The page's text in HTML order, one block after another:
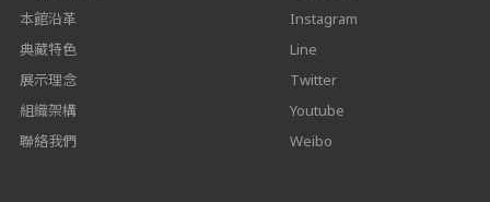
本館沿革
典藏特色
展示理念
組織架構
聯絡我們
Instagram
Line
Twitter
Youtube
Weibo